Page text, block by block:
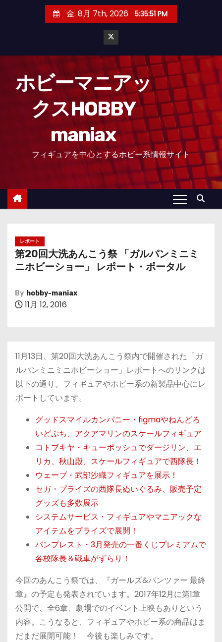
金. 8月 7th, 2026 5:35:52 PM
ホビーマニアッ
クスHOBBY
maniax
フィギュアを中心とするホビー系情報サイト
レポート
第20回大洗あんこう祭 「ガルパンミニミ
ニホビーショー」 レポート・ポータル
By hobby-maniax
11月 12, 2016
11月13日、第20回大洗あんこう祭内で開催された「ガ
ルパンミニミニホビーショー」レポートへのリンクは
以下の通り。フィギュアやホビー系の新製品中心にレ
ポートしています。
グッドスマイルカンパニー・figmaやねんどろ
いどぷち、アクアマリンのスケールフィギュア
コトブキヤ・キューポッシュでダージリン、エ
リカ、秋山殿、スケールフィギュアで西隊長！
ウェーブ・武部沙織フィギュアを展示！
セガ・プライズの西隊長ぬいぐるみ、販売予定
グッズも多数展示
システムサービス・フィギュアやマニアックな
アイテムをプライズで展開！
バンプレスト・3月発売の一番くじプレミアムで
各校隊長＆戦車がずらり！
今回のあんこう祭では、『ガールズ&パンツァー 最終
章』の予定も発表されています。2017年12月に第1章
公開で、全6章、劇場でのイベント上映もありという
内容。こうなると、フィギュアやホビー系の商品はま
だまだ展開可能！ 今後も楽しみです。